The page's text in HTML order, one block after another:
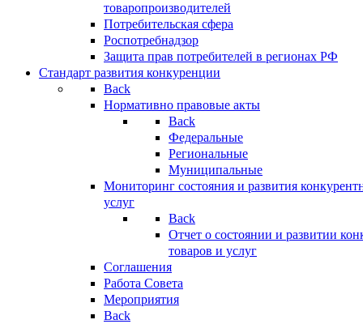
товаропроизводителей
Потребительская сфера
Роспотребнадзор
Защита прав потребителей в регионах РФ
Стандарт развития конкуренции
Back
Нормативно правовые акты
Back
Федеральные
Региональные
Муниципальные
Мониторинг состояния и развития
услуг
Back
Отчет о состоянии и развитии
товаров и услуг
Соглашения
Работа Совета
Мероприятия
Back